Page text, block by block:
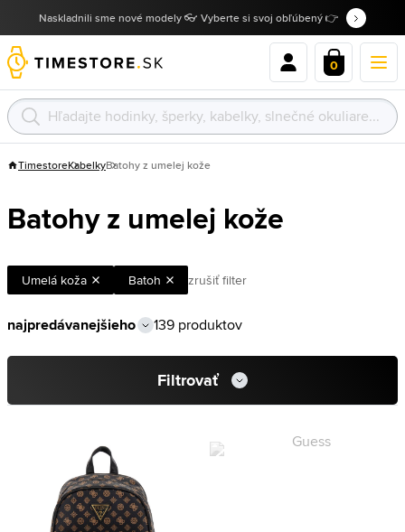
Naskladnili sme nové modely 👓 Vyberte si svoj obľúbený 👉
0
TimestoreKabelkyBatohy z umelej kože
Batohy z umelej kože
Umelá koža Batoh zrušiť filter
139 produktov
Filtrovať